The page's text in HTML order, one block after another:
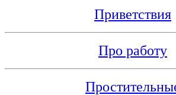
Приветствия
Про работу